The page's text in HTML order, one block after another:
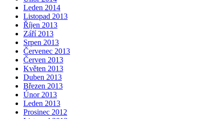
Leden 2014
Listopad 2013
Říjen 2013
Září 2013
Srpen 2013
Červenec 2013
Červen 2013
Květen 2013
Duben 2013
Březen 2013
Únor 2013
Leden 2013
Prosinec 2012